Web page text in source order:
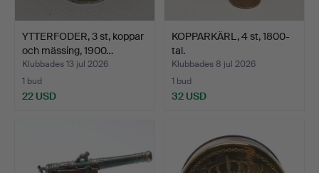
YTTERFODER, 3 st, koppar
och mässing, 1900…
Klubbades 13 jul 2026
1 bud
22 USD
KOPPARKÄRL, 4 st, 1800-
tal.
Klubbades 8 jul 2026
1 bud
32 USD